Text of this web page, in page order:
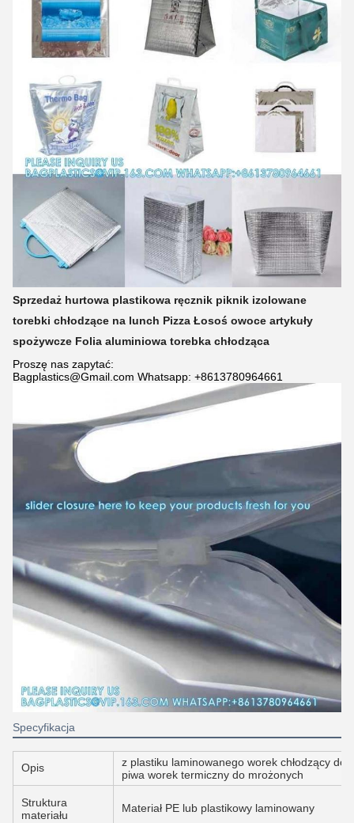
Sprzedaż hurtowa plastikowa ręcznik piknik izolowane
torebki chłodzące na lunch Pizza Łosoś owoce artykuły
spożywcze Folia aluminiowa torebka chłodząca
Proszę nas zapytać:
Bagplastics@Gmail.com Whatsapp: +8613780964661
Specyfikacja
Opis
z plastiku laminowanego worek chłodzący do
piwa worek termiczny do mrożonych
Struktura
materiału
Materiał PE lub plastikowy laminowany